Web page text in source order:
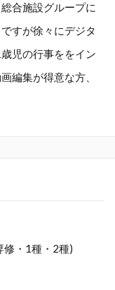
合施設グループに
すが徐々にデジタ
児の行事ををイン
編集が得意な方、
修・1種・2種)